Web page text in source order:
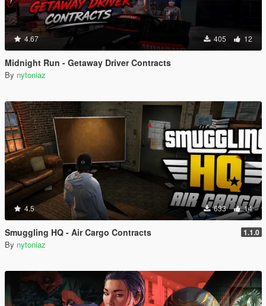
4.67 405 12
Midnight Run - Getaway Driver Contracts
By nytoniaz
4.5 633 14
Smuggling HQ - Air Cargo Contracts 1.1.0
By nytoniaz